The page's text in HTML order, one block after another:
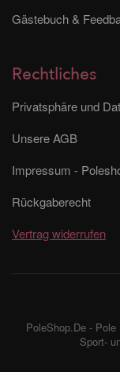
Gästebuch &
Rechtliches
Privatsphäre und
Unsere AGB
Impressum -
Rückgaberecht
Vertrag widerrufen
PoleShop.De -
Sport-